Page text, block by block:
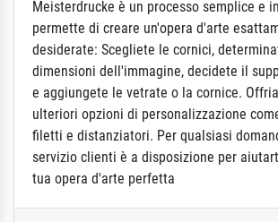
Meisterdrucke è un processo semplice e
permette di creare un'opera d'arte
desiderate: Scegliete le cornici,
dimensioni dell'immagine, decidete il
e aggiungete le vetrate o la cornice.
ulteriori opzioni di personalizzazione
filetti e distanziatori. Per qualsiasi
servizio clienti è a disposizione per
tua opera d'arte perfetta